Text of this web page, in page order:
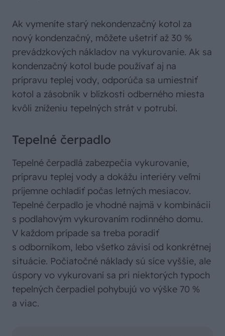
Ak vymeníte starý nekondenzačný kotol za
nový kondenzačný, môžete ušetriť až 30 %
prevádzkových nákladov na vykurovanie. Ak sa
kondenzačný kotol bude používať aj na
prípravu teplej vody, odporúča sa umiestniť
kotol a zásobník v blízkosti odberného miesta
kvôli zníženiu tepelných strát v potrubí.
Tepelné čerpadlo
Tepelné čerpadlá zabezpečia vykurovanie,
prípravu teplej vody a dokážu interiéry veľmi
príjemne ochladiť počas letných mesiacov.
Tepelné čerpadlo je vhodné najmä v kombinácii
s podlahovým vykurovaním rodinného domu.
V každom prípade sa treba poradiť
s odborníkom, lebo všetko závisí od konkrétnej
situácie. Počiatočné náklady sú síce vyššie, ale
úspory vo vykurovaní sa pri niektorých typoch
tepelných čerpadiel pohybujú vo výške 70 %
a viac.